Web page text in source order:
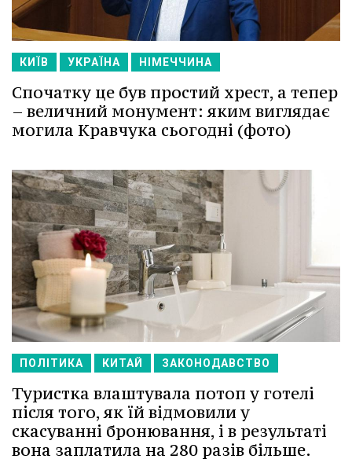
КИЇВ УКРАЇНА НІМЕЧЧИНА
Спочатку це був простий хрест, а тепер
– величний монумент: яким виглядає
могила Кравчука сьогодні (фото)
ПОЛІТИКА КИТАЙ ЗАКОНОДАВСТВО
Туристка влаштувала потоп у готелі
після того, як їй відмовили у
скасуванні бронювання, і в результаті
вона заплатила на 280 разів більше.